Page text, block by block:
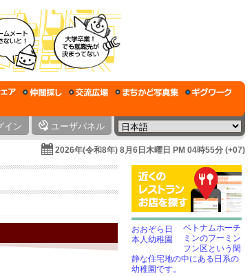
イン ユーザパネル
2026年(令和8年) 8月6日木曜日 PM 04時55分 (+07)
ベトナムホーチ
ミンのフーミン
フン区という閑
静な住宅地の中にある日系の
幼稚園です。